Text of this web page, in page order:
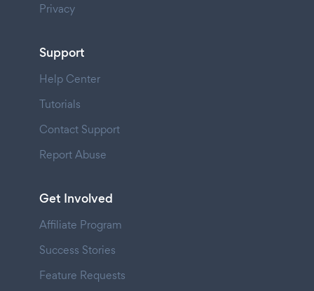
Privacy
Support
Help Center
Tutorials
Contact Support
Report Abuse
Get Involved
Affiliate Program
Success Stories
Feature Requests